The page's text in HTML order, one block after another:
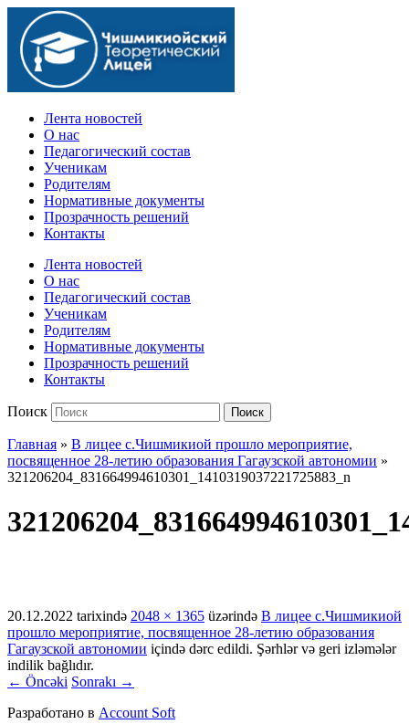
Официальный сайт учебного заведения
Лента новостей
О нас
Педагогический состав
Ученикам
Родителям
Нормативные документы
Прозрачность решений
Контакты
Лента новостей
О нас
Педагогический состав
Ученикам
Родителям
Нормативные документы
Прозрачность решений
Контакты
Поиск Поиск
Главная » В лицее с.Чишмикиой прошло мероприятие,
посвященное 28-летию образования Гагаузской автономии »
321206204_831664994610301_1410319037221725883_n
20.12.2022 tarixində 2048 × 1365 üzərində В лицее с.Чишмикиой
прошло мероприятие, посвященное 28-летию образования
Гагаузской автономии içində dərc edildi. Şərhlər və geri izləmələr
indilik bağlıdır.
← Öncəki Sonrakı →
Разработано в Account Soft